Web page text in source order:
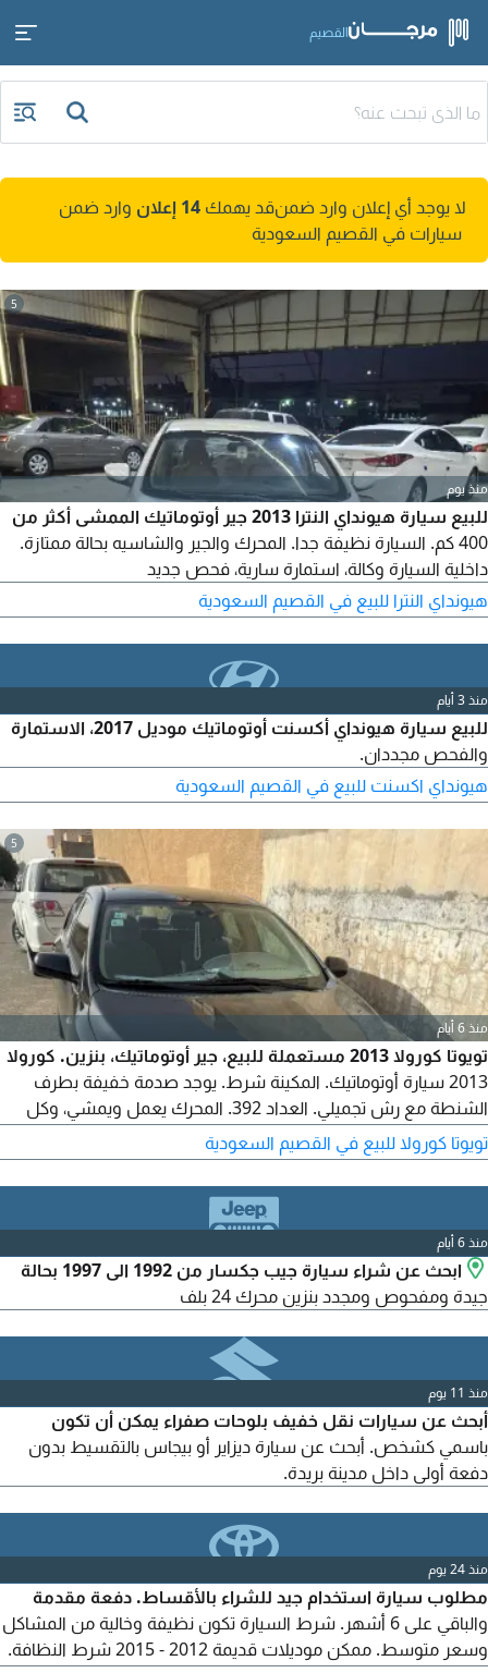
القصيم
لا يوجد أي إعلان وارد ضمنقد يهمك 14 إعلان
وارد ضمن
سيارات في القصيم السعودية
5
منذ يوم
للبيع سيارة هيونداي النترا 2013 جير أوتوماتيك الممشى أكثر من
400 كم. السيارة نظيفة جدا. المحرك والجير والشاسيه بحالة ممتازة.
داخلية السيارة وكالة، استمارة سارية، فحص جديد
هيونداي النترا للبيع في القصيم السعودية
منذ 3 أيام
للبيع سيارة هيونداي أكسنت أوتوماتيك موديل 2017، الاستمارة
والفحص مجددان.
هيونداي اكسنت للبيع في القصيم السعودية
5
منذ 6 أيام
تويوتا كورولا 2013 مستعملة للبيع، جير أوتوماتيك، بنزين. كورولا
2013 سيارة أوتوماتيك. المكينة شرط. يوجد صدمة خفيفة بطرف
الشنطة مع رش تجميلي. العداد 392. المحرك يعمل ويمشي، وكل
يتصل الا الصامل. الموقع القصيم، عنيزة
تويوتا كورولا للبيع في القصيم السعودية
منذ 6 أيام
ابحث عن شراء سيارة جيب جكسار من 1992 الى 1997 بحالة
جيدة ومفحوص ومجدد بنزين محرك 24 بلف
منذ 11 يوم
أبحث عن سيارات نقل خفيف بلوحات صفراء يمكن أن تكون
باسمي كشخص. أبحث عن سيارة ديزاير أو بيجاس بالتقسيط بدون
دفعة أولى داخل مدينة بريدة.
منذ 24 يوم
مطلوب سيارة استخدام جيد للشراء بالأقساط. دفعة مقدمة
والباقي على 6 أشهر. شرط السيارة تكون نظيفة وخالية من المشاكل
وسعر متوسط. ممكن موديلات قديمة 2012 - 2015 شرط النظافة.